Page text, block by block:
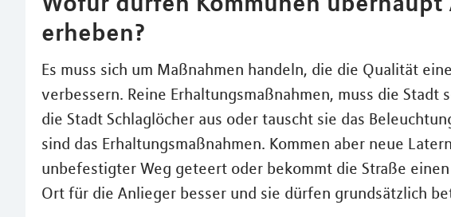
erheben?
Es muss sich um Maßnahmen handeln, die die Qualität
verbessern. Reine Erhaltungsmaßnahmen, muss die Stadt
die Stadt Schlaglöcher aus oder tauscht sie das
sind das Erhaltungsmaßnahmen. Kommen aber neue
unbefestigter Weg geteert oder bekommt die Straße
Ort für die Anlieger besser und sie dürfen grundsätzlich